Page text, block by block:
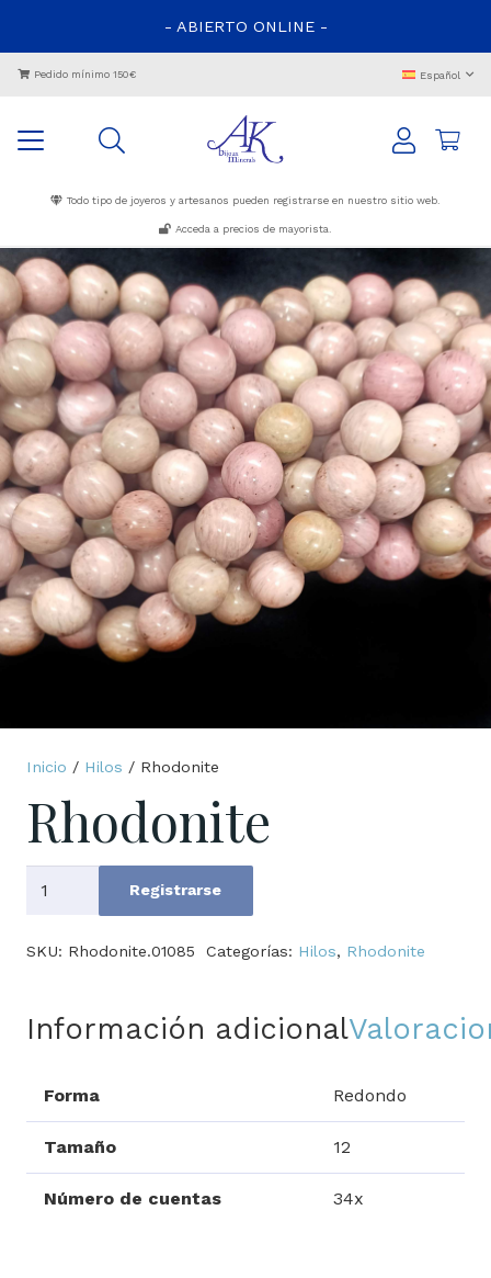
- ABIERTO ONLINE -
Pedido mínimo 150€ Español
Todo tipo de joyeros y artesanos pueden registrarse en nuestro sitio web.
Acceda a precios de mayorista.
Inicio / Hilos / Rhodonite
Rhodonite
Registrarse
SKU: Rhodonite.01085 Categorías: Hilos, Rhodonite
Información adicional
Forma Redondo
Tamaño 12
Número de cuentas 34x